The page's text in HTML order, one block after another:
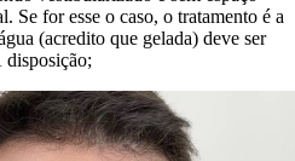
Se for esse o caso, o tratamento é a
(acredito que gelada) deve ser
disposição;